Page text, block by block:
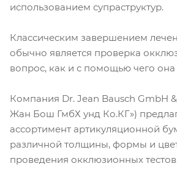
использованием супраструктур.
Классическим завершением
обычно является проверка
вопрос, как и с помощью чего она
Компания Dr. Jean Bausch GmbH
Жан Бош ГмбХ унд Ко.КГ»)
ассортимент артикуляционной
различной толщины, формы и
проведения окклюзионных